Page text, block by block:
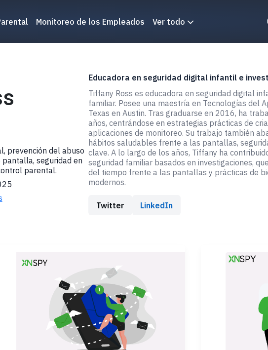
Monitoreo de los Empleados Ver todo
prevención del abuso
seguridad en
parental.
Educadora en seguridad digital infantil e
Tiffany Ross es educadora en seguridad digital
familiar. Posee una maestría en Tecnologías del
Texas en Austin. Tras graduarse en 2016, ha
años, centrándose en estrategias prácticas de
aplicaciones de monitoreo. Su trabajo también
hábitos saludables frente a las pantallas,
clave. A lo largo de los años, Tiffany ha
seguridad familiar basados ​​en investigaciones,
del tiempo frente a las pantallas y prácticas de
modernos.
Twitter LinkedIn